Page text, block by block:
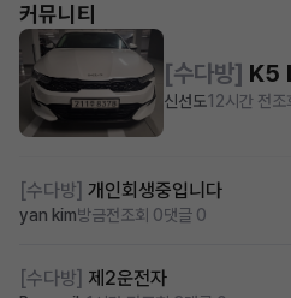
커뮤니티
[수다방] 개인회생중입니다
yan kim방금전조회 0댓글 0
[수다방] 제2운전자
[수다방] K5
신선도12시간 전